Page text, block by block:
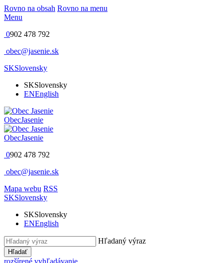
Rovno na obsah Rovno na menu
Menu
0902 478 792
obec@jasenie.sk
SKSlovensky
SKSlovensky
ENEnglish
ObecJasenie
ObecJasenie
0902 478 792
obec@jasenie.sk
Mapa webu RSS
SKSlovensky
SKSlovensky
ENEnglish
Hľadaný výraz
Hľadať
rozšírené vyhľadávanie